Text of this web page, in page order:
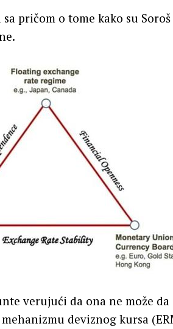
pričom o tome kako su
verujući da ona ne može da
deviznog kursa